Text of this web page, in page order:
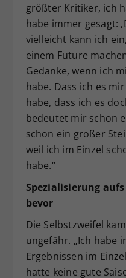
größter Kritiker, ich
habe immer gesagt:
vielleicht kann ich
einem Future
Gedanke, wenn ich
habe. Dass ich es
habe, dass ich es
bedeutet mir schon
schon ein großer
weil ich im Einzel
habe.“
Spezialisierung
bevor
Die Selbstzweifel
ungefähr. „Ich habe
Ergebnissen im
hatte keine gute